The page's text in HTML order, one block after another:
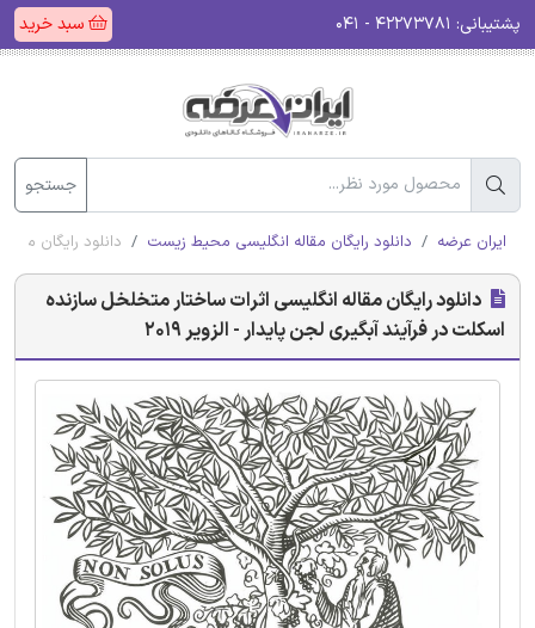
پشتیبانی: سبد خرید
جستجو
ایران عرضه دانلود رایگان مقاله انگلیسی محیط زیست دانلود رایگان
دانلود رایگان مقاله انگلیسی اثرات ساختار متخلخل سازنده
اسکلت در فرآیند آبگیری لجن پایدار - الزویر 2019